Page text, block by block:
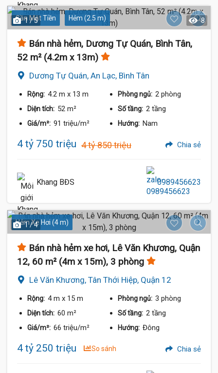
Gần Mặt Tiền Hẻm (2.5 m)
1 / 5 8
Bán nhà hẻm, Dương Tự Quán, Bình Tân,
52 m² (4.2m x 13m)
Dương Tự Quán, An Lạc, Bình Tân
Rộng: 4.2 m x 13 m Phòng ngủ: 2 phòng
Diện tích: 52 m² Số tầng: 2 tầng
Giá/m²: 91 triệu/m² Hướng: Nam
4 tỷ 750 triệu 4 tỷ 850 triệu Chia sẻ
Khang BĐS 0989456623
Hẻm Xe Hơi (4 m)
1 / 4
Bán nhà hẻm xe hơi, Lê Văn Khương, Quận
12, 60 m² (4m x 15m), 3 phòng
Lê Văn Khương, Tân Thới Hiệp, Quận 12
Rộng: 4 m x 15 m Phòng ngủ: 3 phòng
Diện tích: 60 m² Số tầng: 2 tầng
Giá/m²: 66 triệu/m² Hướng: Đông
4 tỷ 250 triệu So sánh Chia sẻ